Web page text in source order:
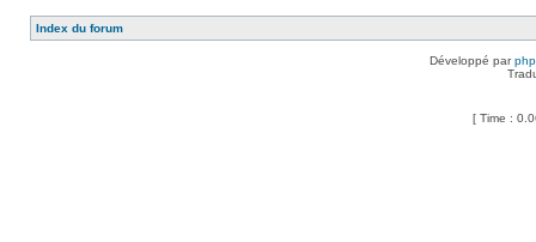
Index du forum
Développé par
[ Time :